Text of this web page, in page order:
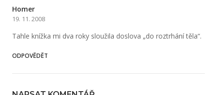
Homer
19. 11. 2008
Tahle knížka mi dva roky sloužila doslova „do roztrhání těla“.
ODPOVĚDĚT